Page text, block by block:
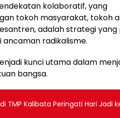
kolaboratif, yang
tokoh masyarakat, tokoh
adalah strategi yang
radikalisme.
kunci utama dalam
bangsa.
TMP Kalibata Peringati Hari Jadi